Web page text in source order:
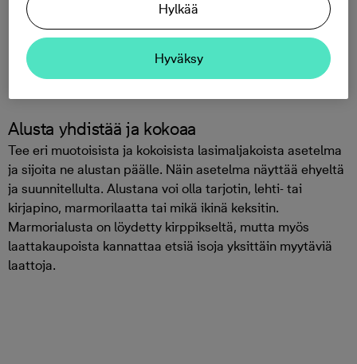
kukkajalustana, joka nostaa kasvin kiinnostavasti ylöspäin.
Alusta yhdistää ja kokoaa
Tee eri muotoisista ja kokoisista lasimaljakoista asetelma
ja sijoita ne alustan päälle. Näin asetelma näyttää ehyeltä
ja suunnitellulta. Alustana voi olla tarjotin, lehti- tai
kirjapino, marmorilaatta tai mikä ikinä keksitin.
Marmorialusta on löydetty kirppikseltä, mutta myös
laattakaupoista kannattaa etsiä isoja yksittäin myytäviä
laattoja.
Hylkää
Hyväksy